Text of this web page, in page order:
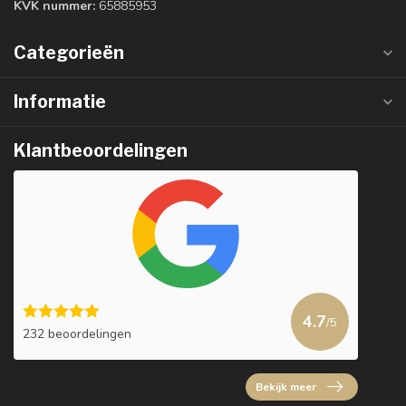
KVK nummer: 65885953
Categorieën
Informatie
Klantbeoordelingen
232 beoordelingen
4.7/5
Bekijk meer